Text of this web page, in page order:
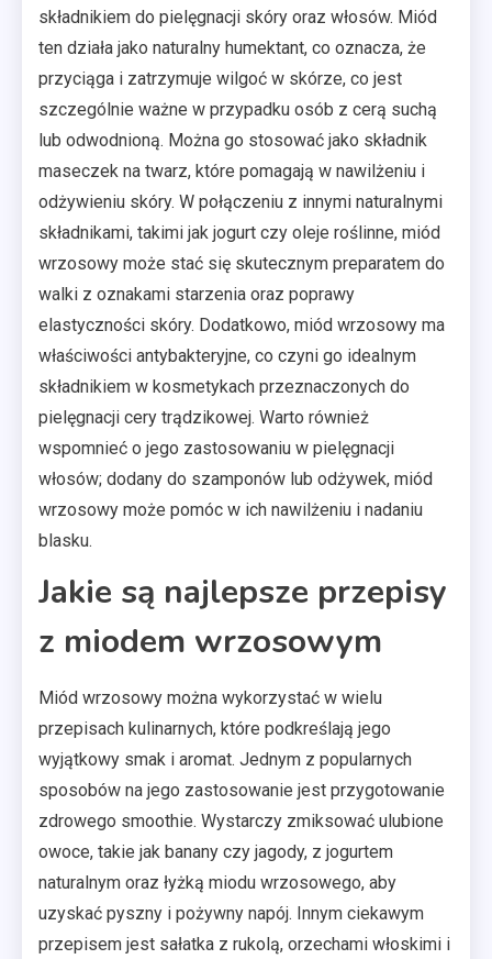
składnikiem do pielęgnacji skóry oraz włosów. Miód
ten działa jako naturalny humektant, co oznacza, że
przyciąga i zatrzymuje wilgoć w skórze, co jest
szczególnie ważne w przypadku osób z cerą suchą
lub odwodnioną. Można go stosować jako składnik
maseczek na twarz, które pomagają w nawilżeniu i
odżywieniu skóry. W połączeniu z innymi naturalnymi
składnikami, takimi jak jogurt czy oleje roślinne, miód
wrzosowy może stać się skutecznym preparatem do
walki z oznakami starzenia oraz poprawy
elastyczności skóry. Dodatkowo, miód wrzosowy ma
właściwości antybakteryjne, co czyni go idealnym
składnikiem w kosmetykach przeznaczonych do
pielęgnacji cery trądzikowej. Warto również
wspomnieć o jego zastosowaniu w pielęgnacji
włosów; dodany do szamponów lub odżywek, miód
wrzosowy może pomóc w ich nawilżeniu i nadaniu
blasku.
Jakie są najlepsze przepisy
z miodem wrzosowym
Miód wrzosowy można wykorzystać w wielu
przepisach kulinarnych, które podkreślają jego
wyjątkowy smak i aromat. Jednym z popularnych
sposobów na jego zastosowanie jest przygotowanie
zdrowego smoothie. Wystarczy zmiksować ulubione
owoce, takie jak banany czy jagody, z jogurtem
naturalnym oraz łyżką miodu wrzosowego, aby
uzyskać pyszny i pożywny napój. Innym ciekawym
przepisem jest sałatka z rukolą, orzechami włoskimi i